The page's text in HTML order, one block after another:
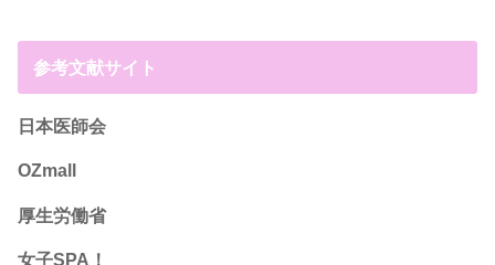
参考文献サイト
日本医師会
OZmall
厚生労働省
女子SPA！